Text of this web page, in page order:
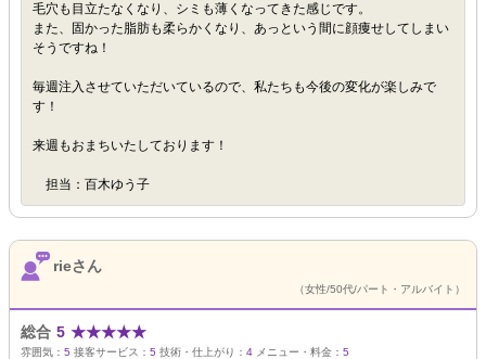
毛穴も目立たなくなり、シミも薄くなってきた感じです。
また、固かった脂肪も柔らかくなり、あっという間に顔痩せしてしまい
そうですね！
毎週注入させていただいているので、私たちも今後の変化が楽しみで
す！
来週もおまちいたしております！
担当：百木ゆう子
rieさん
（女性/50代/パート・アルバイト）
総合 5 ★★★★★
雰囲気： 5 接客サービス： 5 技術・仕上がり： 4 メニュー・料金： 5